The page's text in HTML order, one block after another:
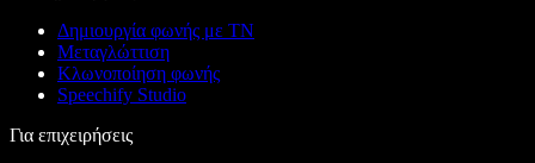
Δημιουργία φωνής με ΤΝ
Μεταγλώττιση
Κλωνοποίηση φωνής
Speechify Studio
Για επιχειρήσεις